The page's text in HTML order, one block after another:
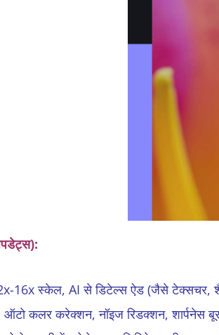
:
16x स्केल, AI से डिटेल्स ऐड (जैसे टेक्सचर,
ऑटो कलर करेक्शन, नॉइज रिडक्शन, शार्पनेस